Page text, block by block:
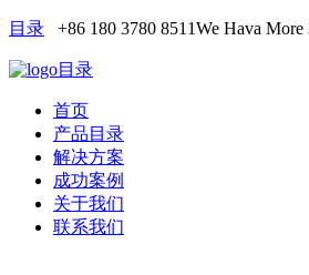
目录 +86 180 3780 8511We Hava More
目录
首页
产品目录
解决方案
成功案例
关于我们
联系我们